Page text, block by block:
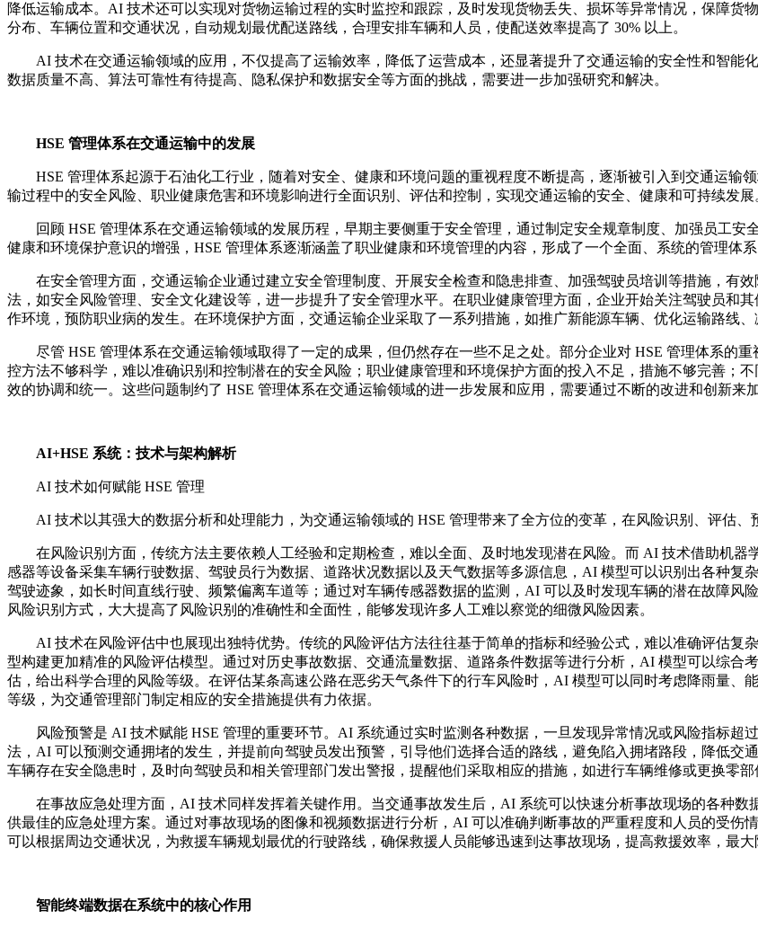
降低运输成本。AI 技术还可以实现对货物运输过程的实时监控和跟踪，及时发现货物丢失、损坏等异常情况，保障
分布、车辆位置和交通状况，自动规划最优配送路线，合理安排车辆和人员，使配送效率提高了 30% 以上。
AI 技术在交通运输领域的应用，不仅提高了运输效率，降低了运营成本，还显著提升了交通运输的安全性和智能
数据质量不高、算法可靠性有待提高、隐私保护和数据安全等方面的挑战，需要进一步加强研究和解决。
HSE 管理体系在交通运输中的发展
HSE 管理体系起源于石油化工行业，随着对安全、健康和环境问题的重视程度不断提高，逐渐被引入到交通运输
输过程中的安全风险、职业健康危害和环境影响进行全面识别、评估和控制，实现交通运输的安全、健康和可持续发展
回顾 HSE 管理体系在交通运输领域的发展历程，早期主要侧重于安全管理，通过制定安全规章制度、加强员工
健康和环境保护意识的增强，HSE 管理体系逐渐涵盖了职业健康和环境管理的内容，形成了一个全面、系统的管理体系
在安全管理方面，交通运输企业通过建立安全管理制度、开展安全检查和隐患排查、加强驾驶员培训等措施，有
法，如安全风险管理、安全文化建设等，进一步提升了安全管理水平。在职业健康管理方面，企业开始关注驾驶员和
作环境，预防职业病的发生。在环境保护方面，交通运输企业采取了一系列措施，如推广新能源车辆、优化运输路线
尽管 HSE 管理体系在交通运输领域取得了一定的成果，但仍然存在一些不足之处。部分企业对 HSE 管理体系的
控方法不够科学，难以准确识别和控制潜在的安全风险；职业健康管理和环境保护方面的投入不足，措施不够完善；
效的协调和统一。这些问题制约了 HSE 管理体系在交通运输领域的进一步发展和应用，需要通过不断的改进和创新来加
AI+HSE 系统：技术与架构解析
AI 技术如何赋能 HSE 管理
AI 技术以其强大的数据分析和处理能力，为交通运输领域的 HSE 管理带来了全方位的变革，在风险识别、评估、
在风险识别方面，传统方法主要依赖人工经验和定期检查，难以全面、及时地发现潜在风险。而 AI 技术借助机
感器等设备采集车辆行驶数据、驾驶员行为数据、道路状况数据以及天气数据等多源信息，AI 模型可以识别出各种
驾驶迹象，如长时间直线行驶、频繁偏离车道等；通过对车辆传感器数据的监测，AI 可以及时发现车辆的潜在故障风
风险识别方式，大大提高了风险识别的准确性和全面性，能够发现许多人工难以察觉的细微风险因素。
AI 技术在风险评估中也展现出独特优势。传统的风险评估方法往往基于简单的指标和经验公式，难以准确评估复
型构建更加精准的风险评估模型。通过对历史事故数据、交通流量数据、道路条件数据等进行分析，AI 模型可以综合
估，给出科学合理的风险等级。在评估某条高速公路在恶劣天气条件下的行车风险时，AI 模型可以同时考虑降雨量、
等级，为交通管理部门制定相应的安全措施提供有力依据。
风险预警是 AI 技术赋能 HSE 管理的重要环节。AI 系统通过实时监测各种数据，一旦发现异常情况或风险指标
法，AI 可以预测交通拥堵的发生，并提前向驾驶员发出预警，引导他们选择合适的路线，避免陷入拥堵路段，降低
车辆存在安全隐患时，及时向驾驶员和相关管理部门发出警报，提醒他们采取相应的措施，如进行车辆维修或更换零部
在事故应急处理方面，AI 技术同样发挥着关键作用。当交通事故发生后，AI 系统可以快速分析事故现场的各种
供最佳的应急处理方案。通过对事故现场的图像和视频数据进行分析，AI 可以准确判断事故的严重程度和人员的受
可以根据周边交通状况，为救援车辆规划最优的行驶路线，确保救援人员能够迅速到达事故现场，提高救援效率，最大
智能终端数据在系统中的核心作用